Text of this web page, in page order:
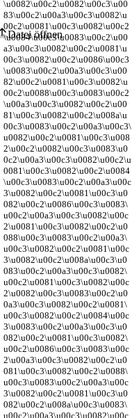
\u0082\u00c2\u0082\u00c3\u00
83\u00c2\u00a3\u00c3\u0082\u
00c2\u0081\u00c3\u0082\u00c2
\u0084\u00c3\u0083\u00c2\u00
a3\u00c3\u0082\u00c2\u0081\u
00c3\u0082\u00c2\u0086\u00c3
\u0083\u00c2\u00a3\u00c3\u00
82\u00c2\u0081\u00c3\u0082\u
00c2\u0088\u00c3\u0083\u00c2
\u00a3\u00c3\u0082\u00c2\u00
81\u00c3\u0082\u00c2\u008a\u
00c3\u0083\u00c2\u00a3\u00c3\
u0082\u00c2\u0081\u00c3\u008
2\u00c2\u0082\u00c3\u0083\u0
0c2\u00a3\u00c3\u0082\u00c2\u
0081\u00c3\u0082\u00c2\u0084
\u00c3\u0083\u00c2\u00a3\u00c
3\u0082\u00c2\u0081\u00c3\u0
082\u00c2\u0086\u00c3\u0083\
u00c2\u00a3\u00c3\u0082\u00c
2\u0081\u00c3\u0082\u00c2\u0
088\u00c3\u0083\u00c2\u00a3\
u00c3\u0082\u00c2\u0081\u00c
3\u0082\u00c2\u008a\u00c3\u0
083\u00c2\u00a3\u00c3\u0082\
u00c2\u0081\u00c3\u0082\u00c
2\u0082\u00c3\u0083\u00c2\u0
0a3\u00c3\u0082\u00c2\u0081\
u00c3\u0082\u00c2\u0084\u00c
3\u0083\u00c2\u00a3\u00c3\u0
082\u00c2\u0081\u00c3\u0082\
u00c2\u0086\u00c3\u0083\u00c
2\u00a3\u00c3\u0082\u00c2\u0
081\u00c3\u0082\u00c2\u0088\
u00c3\u0083\u00c2\u00a3\u00c
3\u0082\u00c2\u0081\u00c3\u0
082\u00c2\u008a\u00c3\u0083\
u00c2\u00a3\u00c3\u0082\u00c
Datei öffnen